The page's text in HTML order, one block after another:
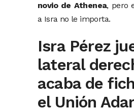
novio de Athenea, pero
a Isra no le importa.
Isra Pérez
lateral
acaba de
el Unión